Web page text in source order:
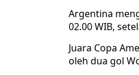
Argentina
02.00 WIB,
Juara Copa
oleh dua gol